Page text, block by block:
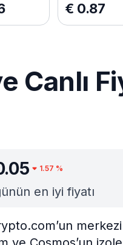
€ 0.87
Canlı
1.57 %
en iyi fiyatı